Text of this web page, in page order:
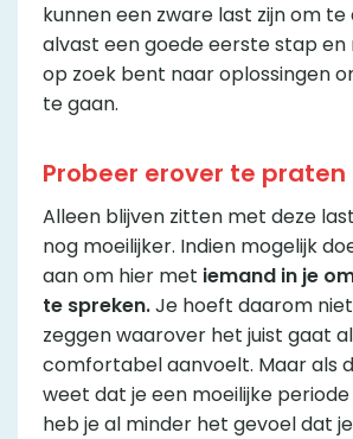
kunnen een zware last zijn om te
alvast een goede eerste stap en
op zoek bent naar oplossingen
te gaan.
Probeer erover te praten
Alleen blijven zitten met deze
nog moeilijker. Indien mogelijk
aan om hier met iemand in je
te spreken.Je hoeft daarom
zeggen waarover het juist gaat
comfortabel aanvoelt. Maar als
weet dat je een moeilijke
heb je al minder het gevoel dat